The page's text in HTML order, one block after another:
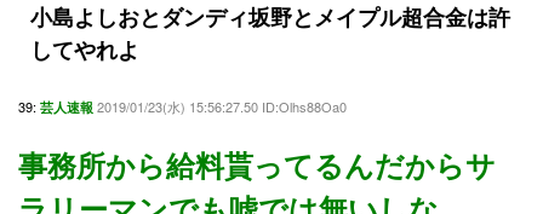
小島よしおとダンディ坂野とメイプル超合金は許
してやれよ
39: 芸人速報 2019/01/23(水) 15:56:27.50 ID:Olhs88Oa0
事務所から給料貰ってるんだからサ